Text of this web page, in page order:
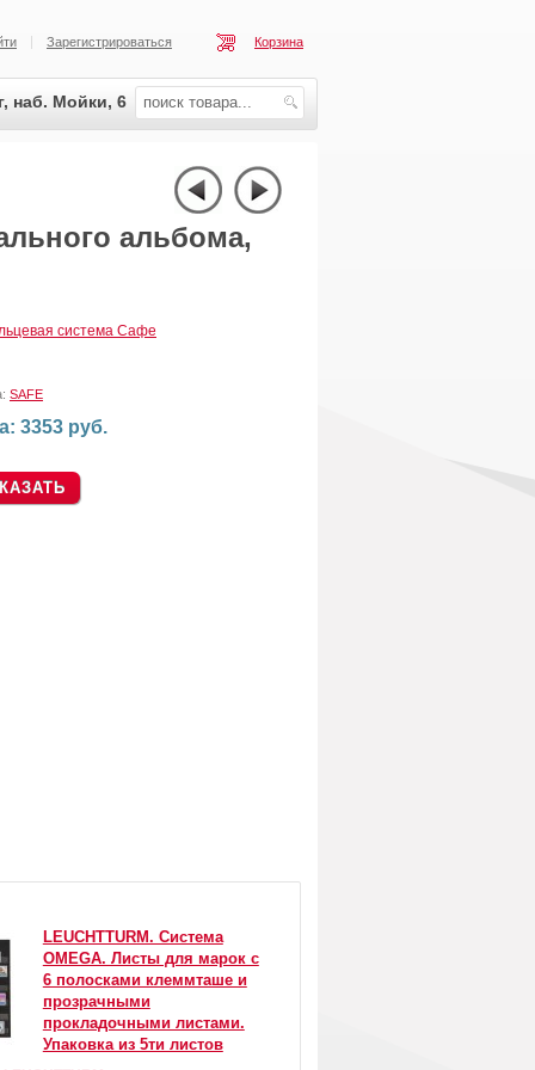
Корзина
Зарегистрироваться
наб. Мойки, 6
альбома,
система Сафе
SAFE
3353 руб.
LEUCHTTURM. Система
OMEGA. Листы для марок с
6 полосками клеммташе и
прозрачными
прокладочными листами.
Упаковка из 5ти листов